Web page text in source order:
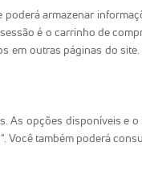
armazenar
é o carrinho de
em outras páginas do
As opções disponíveis e
também poderá